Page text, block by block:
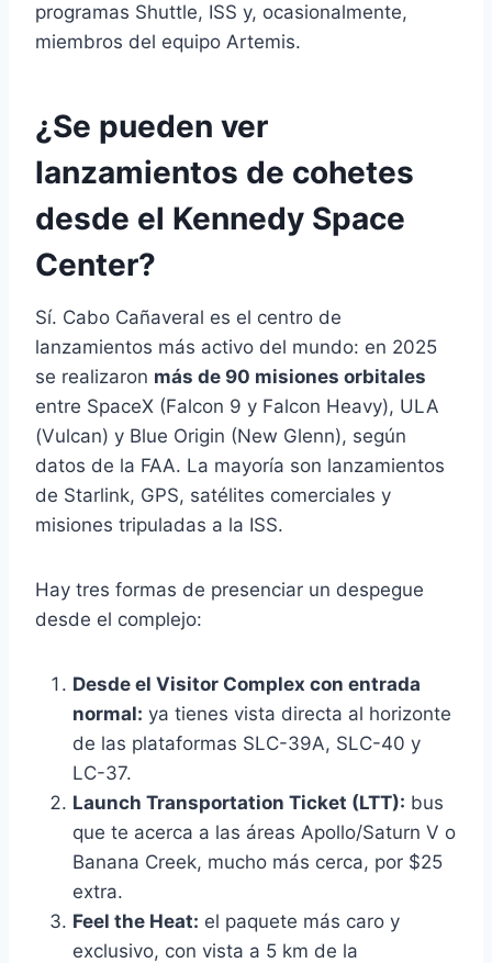
programas Shuttle, ISS y, ocasionalmente,
miembros del equipo Artemis.
¿Se pueden ver
lanzamientos de cohetes
desde el Kennedy Space
Center?
Sí. Cabo Cañaveral es el centro de
lanzamientos más activo del mundo: en 2025
se realizaron más de 90 misiones orbitales
entre SpaceX (Falcon 9 y Falcon Heavy), ULA
(Vulcan) y Blue Origin (New Glenn), según
datos de la FAA. La mayoría son lanzamientos
de Starlink, GPS, satélites comerciales y
misiones tripuladas a la ISS.
Hay tres formas de presenciar un despegue
desde el complejo:
Desde el Visitor Complex con entrada
normal: ya tienes vista directa al horizonte
de las plataformas SLC-39A, SLC-40 y
LC-37.
Launch Transportation Ticket (LTT): bus
que te acerca a las áreas Apollo/Saturn V o
Banana Creek, mucho más cerca, por $25
extra.
Feel the Heat: el paquete más caro y
exclusivo, con vista a 5 km de la